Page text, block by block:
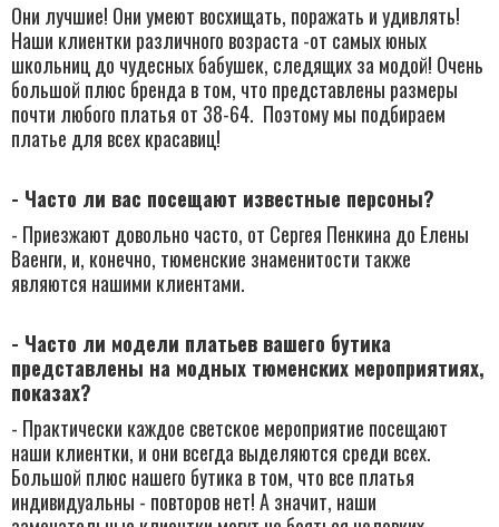
Они лучшие! Они умеют восхищать, поражать и удивлять!
Наши клиентки различного возраста -​от самых юных
школьниц до чудесных бабушек,​ следящих​ за модой! Очень
большой плюс бренда в том​, что представлены ​размеры
почти любого платья от 38-64. Поэтому мы подбираем
платье для всех красавиц!
- Часто ли вас посещают известные персоны?
​- Приезжают довольно часто, от Сергея Пенкина до Елены
Ваенги, и,​ конечно, ​тюменские знаменитости также​
являются нашими клиентами.​
- Часто ли модели платьев вашего бутика
представлены на модных тюменских мероприятиях,
показах?
- Практически каждое светское мероприятие посещают
наши клиентки, и они всегда выделяются среди всех.​
Большой плюс нашего бутика в том, ​что все платья
индивидуальны - повторов нет! А значит, наши